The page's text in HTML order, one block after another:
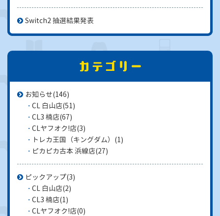
Switch2 抽選結果発表
お知らせ(146)
CL 白山店(51)
CL3 楠店(67)
CLヤフオク!店(3)
トレカ王国（キングダム） (1)
ピカピカ古本 浜線店(27)
ピックアップ(3)
CL 白山店(2)
CL3 楠店(1)
CLヤフオク!店(0)